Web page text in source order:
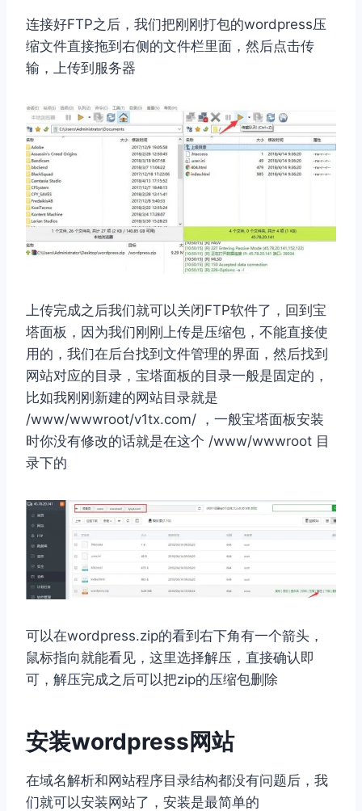
连接好FTP之后，我们把刚刚打包的wordpress压
缩文件直接拖到右侧的文件栏里面，然后点击传
输，上传到服务器
上传完成之后我们就可以关闭FTP软件了，回到宝
塔面板，因为我们刚刚上传是压缩包，不能直接使
用的，我们在后台找到文件管理的界面，然后找到
网站对应的目录，宝塔面板的目录一般是固定的，
比如我刚刚新建的网站目录就是
/www/wwwroot/v1tx.com/ ，一般宝塔面板安装
时你没有修改的话就是在这个 /www/wwwroot 目
录下的
可以在wordpress.zip的看到右下角有一个箭头，
鼠标指向就能看见，这里选择解压，直接确认即
可，解压完成之后可以把zip的压缩包删除
安装wordpress网站
在域名解析和网站程序目录结构都没有问题后，我
们就可以安装网站了，安装是最简单的